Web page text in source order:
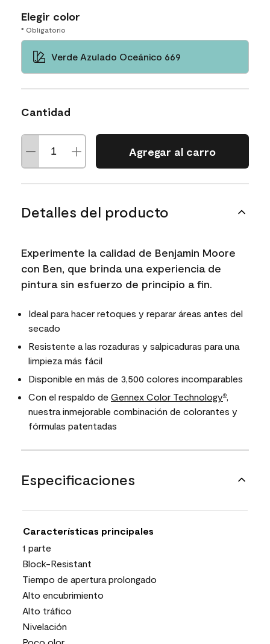
Elegir color
* Obligatorio
Verde Azulado Oceánico 669
Cantidad
Agregar al carro
Detalles del producto
Experimente la calidad de Benjamin Moore
con Ben, que brinda una experiencia de
pintura sin esfuerzo de principio a fin.
Ideal para hacer retoques y reparar áreas antes del
secado
Resistente a las rozaduras y salpicaduras para una
limpieza más fácil
Disponible en más de 3,500 colores incomparables
Con el respaldo de Gennex Color Technology®,
nuestra inmejorable combinación de colorantes y
fórmulas patentadas
Especificaciones
Características principales
1 parte
Block-Resistant
Tiempo de apertura prolongado
Alto encubrimiento
Alto tráfico
Nivelación